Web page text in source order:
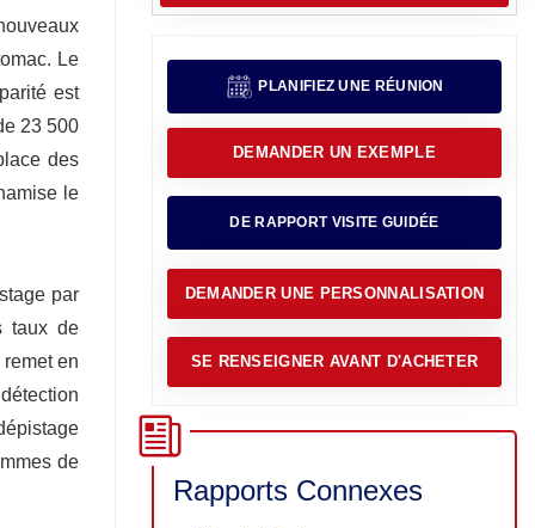
Le
est
23 500
des
le
par
taux de
en
de
PLANIFIEZ UNE RÉUNION
DEMANDER UN EXEMPLE
DE RAPPORT VISITE GUIDÉE
DEMANDER UNE PERSONNALISATION
SE RENSEIGNER AVANT D'ACHETER
Rapports Connexes